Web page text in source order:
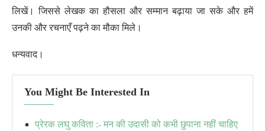
लिखें। जिससे लेखक का हौसला और सम्मान बढ़ाया जा सके और हमें
उनकी और रचनाएँ पढ़ने का मौका मिले।
धन्यवाद।
You Might Be Interested In
प्रेरक लघु कविता :- मन की उदासी को कभी छुपाना नहीं चाहिए